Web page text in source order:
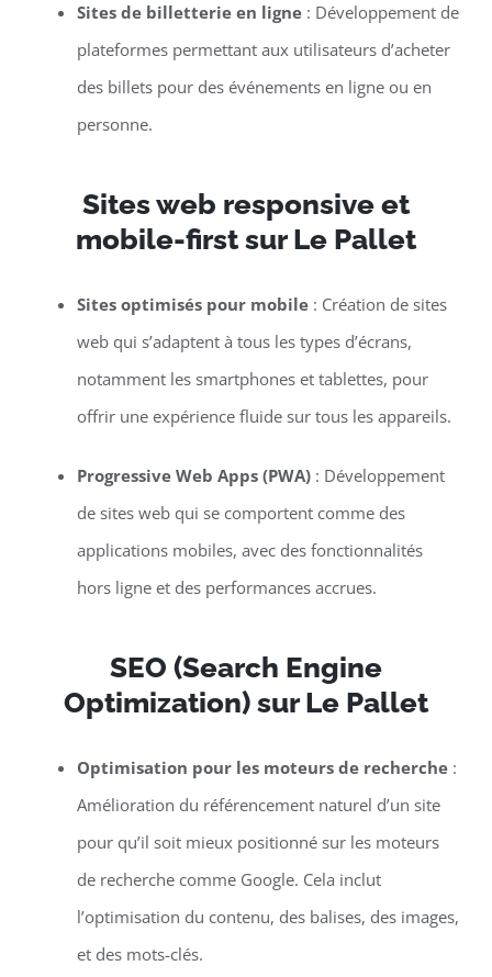
Sites de billetterie en ligne: Développement de
plateformes permettant aux utilisateurs d’acheter
des billets pour des événements en ligne ou en
personne.
Sites web responsive et
mobile-first sur Le Pallet
Sites optimisés pour mobile: Création de sites
web qui s’adaptent à tous les types d’écrans,
notamment les smartphones et tablettes, pour
offrir une expérience fluide sur tous les appareils.
Progressive Web Apps (PWA): Développement
de sites web qui se comportent comme des
applications mobiles, avec des fonctionnalités
hors ligne et des performances accrues.
SEO (Search Engine
Optimization) sur Le Pallet
Optimisation pour les moteurs de recherche:
Amélioration du référencement naturel d’un site
pour qu’il soit mieux positionné sur les moteurs
de recherche comme Google. Cela inclut
l’optimisation du contenu, des balises, des images,
et des mots-clés.